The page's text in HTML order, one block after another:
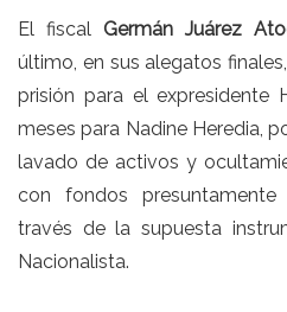
El fiscal Germán Juárez
último, en sus alegatos finales,
prisión para el expresidente
meses para NadineHeredia,
lavado de activos y
con fondos
través de la supuesta
Nacionalista.